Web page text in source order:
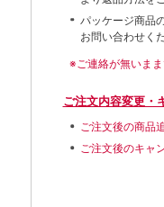
パッケージ商品
お問い合わせく
※ご連絡が無いま
ご注文内容変更・
ご注文後の商品
ご注文後のキャ